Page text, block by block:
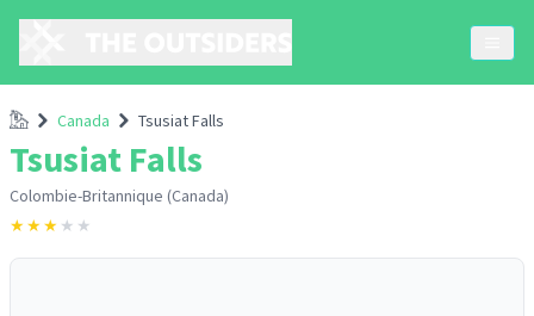
AccueilCanada Tsusiat Falls
Tsusiat Falls
Colombie-Britannique (Canada)
★★★ ★ ★